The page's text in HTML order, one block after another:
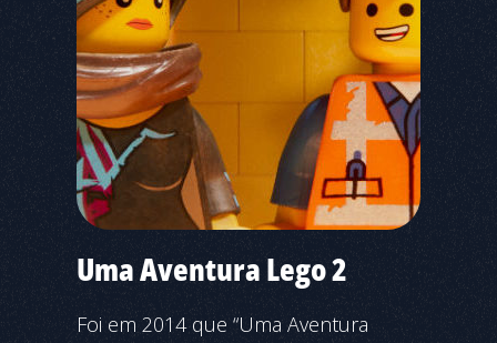
Uma Aventura Lego 2
Foi em 2014 que “Uma Aventura